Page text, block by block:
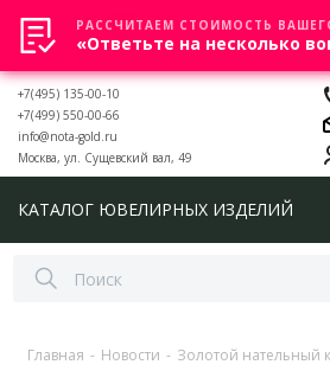
+7(495) 135-00-10
+7(499) 550-00-66
info@nota-gold.ru
Москва, ул. Сущевский вал, 49
КАТАЛОГ ЮВЕЛИРНЫХ ИЗДЕЛИЙ
Главная - Новости - Золотой нательный
РАССЧИТАЕМ СТОИМОСТЬ
«Ответьте на несколько